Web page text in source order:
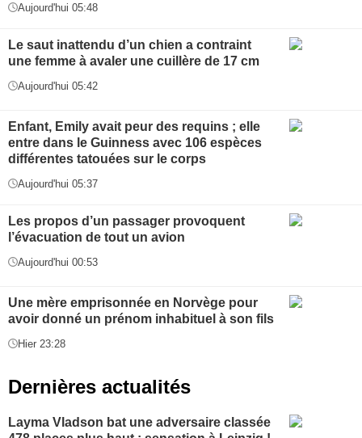
Aujourd'hui 05:48
Le saut inattendu d’un chien a contraint
une femme à avaler une cuillère de 17 cm
Aujourd'hui 05:42
Enfant, Emily avait peur des requins ; elle
entre dans le Guinness avec 106 espèces
différentes tatouées sur le corps
Aujourd'hui 05:37
Les propos d’un passager provoquent
l’évacuation de tout un avion
Aujourd'hui 00:53
Une mère emprisonnée en Norvège pour
avoir donné un prénom inhabituel à son fils
Hier 23:28
Dernières actualités
Layma Vladson bat une adversaire classée